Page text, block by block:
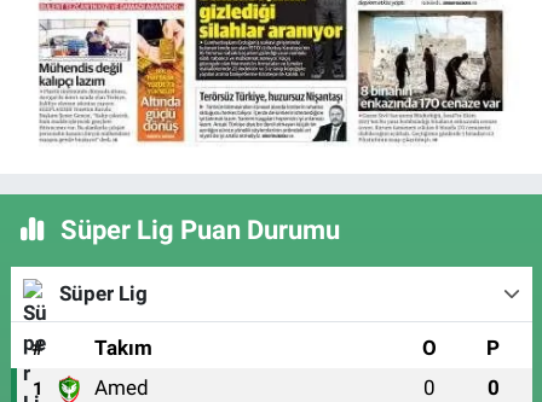
Süper Lig Puan Durumu
Süper Lig
# Takım O P
1 Amed 0 0